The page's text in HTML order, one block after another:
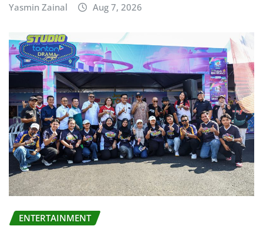
Yasmin Zainal Aug 7, 2026
ENTERTAINMENT